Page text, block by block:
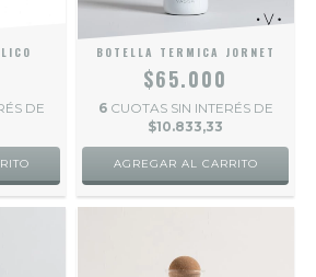
DE
BOTELLA TERMICA JORNET
$65.000
6 CUOTAS SIN INTERÉS DE
$10.833,33